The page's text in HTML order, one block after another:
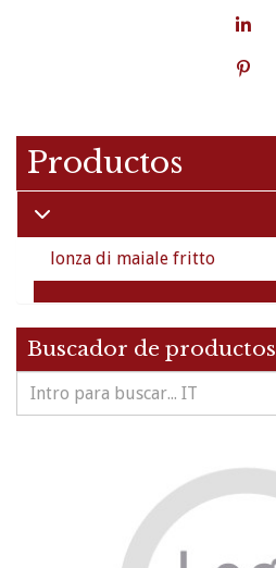
Productos
lonza di maiale fritto
Buscador de productos